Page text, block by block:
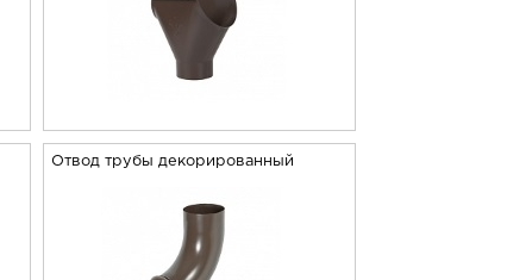
Отвод трубы декорированный